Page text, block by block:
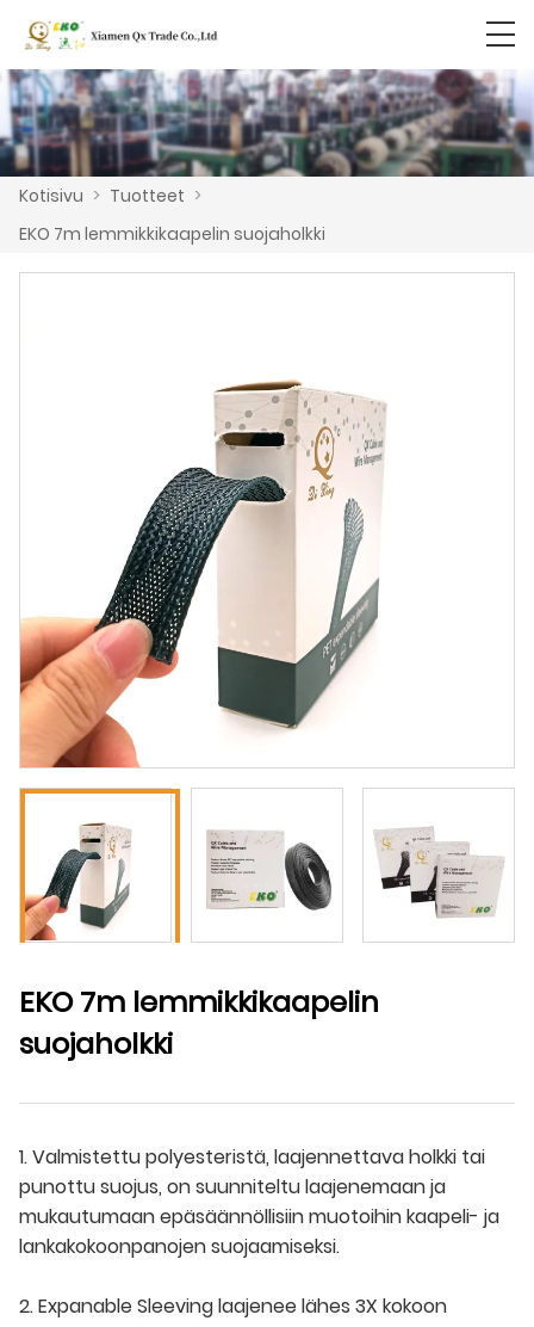
Kotisivu > Tuotteet >
EKO 7m lemmikkikaapelin suojaholkki
EKO 7m lemmikkikaapelin
suojaholkki
1. Valmistettu polyesteristä, laajennettava holkki tai
punottu suojus, on suunniteltu laajenemaan ja
mukautumaan epäsäännöllisiin muotoihin kaapeli- ja
lankakokoonpanojen suojaamiseksi.
2. Expanable Sleeving laajenee lähes 3X kokoon